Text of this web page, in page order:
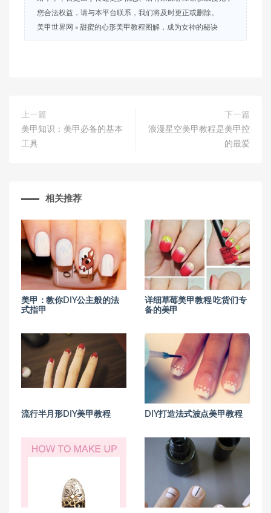
您合法权益，请与本平台联系，我们将及时更正或删除。
美甲世界网 » 甜蜜的心形美甲教程图解，成为女神的秘诀
上一篇
美甲知识：美甲必备的基本
工具
下一篇
浪漫星空美甲教程是美甲控
的最爱
相关推荐
美甲：教你DIY公主般的法
式指甲
详细草莓美甲教程 吃货们专
备的美甲
流行半月形DIY美甲教程 DIY打造法式波点美甲教程